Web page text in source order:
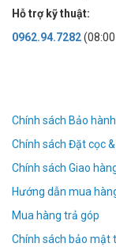
Hỗ trợ kỹ thuật:
0962.94.7282
Chính sách Bảo
Chính sách Đặt cọc
Chính sách Giao
Hướng dẫn mua
Mua hàng trả góp
Chính sách bảo mật